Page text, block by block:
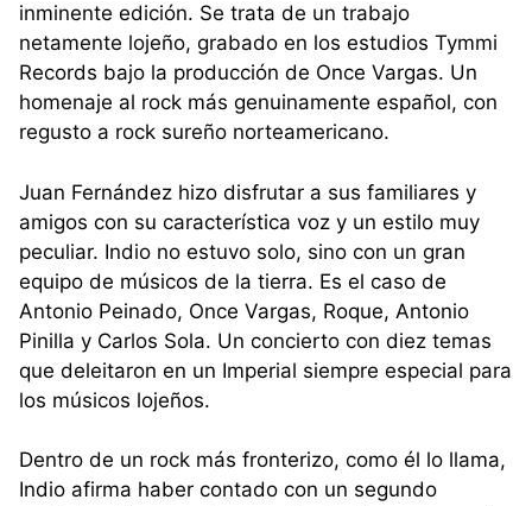
inminente edición. Se trata de un trabajo
netamente lojeño, grabado en los estudios Tymmi
Records bajo la producción de Once Vargas. Un
homenaje al rock más genuinamente español, con
regusto a rock sureño norteamericano.
Juan Fernández hizo disfrutar a sus familiares y
amigos con su característica voz y un estilo muy
peculiar. Indio no estuvo solo, sino con un gran
equipo de músicos de la tierra. Es el caso de
Antonio Peinado, Once Vargas, Roque, Antonio
Pinilla y Carlos Sola. Un concierto con diez temas
que deleitaron en un Imperial siempre especial para
los músicos lojeños.
Dentro de un rock más fronterizo, como él lo llama,
Indio afirma haber contado con un segundo